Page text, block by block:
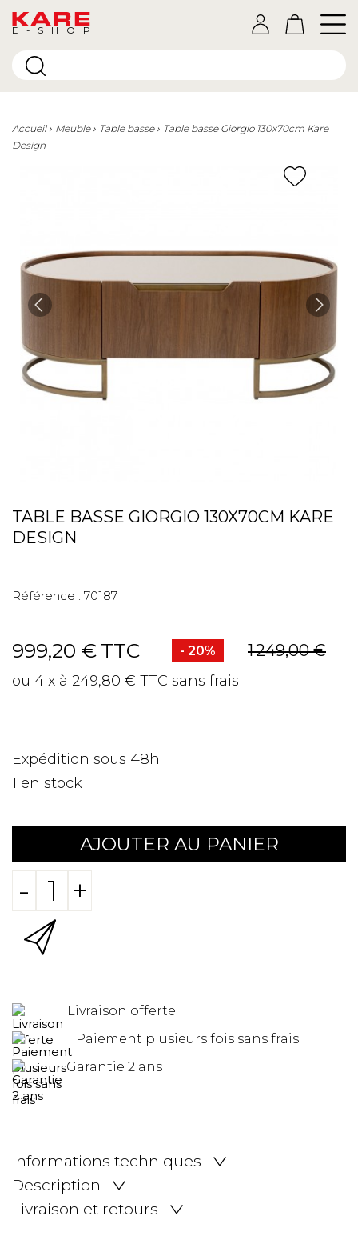
E-SHOP
Accueil Meuble Table basse
Table basse Giorgio 130x70cm Kare
Design
TABLE BASSE GIORGIO 130X70CM KARE
DESIGN
Référence : 70187
999,20 € TTC - 20% 1 249,00 €
ou 4 x à 249,80 € TTC sans frais
Expédition sous 48h
1 en stock
AJOUTER AU PANIER
- +
Livraison offerte
Paiement plusieurs fois sans frais
Garantie 2 ans
Informations techniques
Description
Livraison et retours